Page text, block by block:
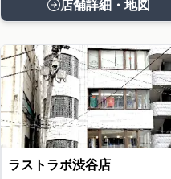
店舗詳細・地図
ラストラボ渋谷店